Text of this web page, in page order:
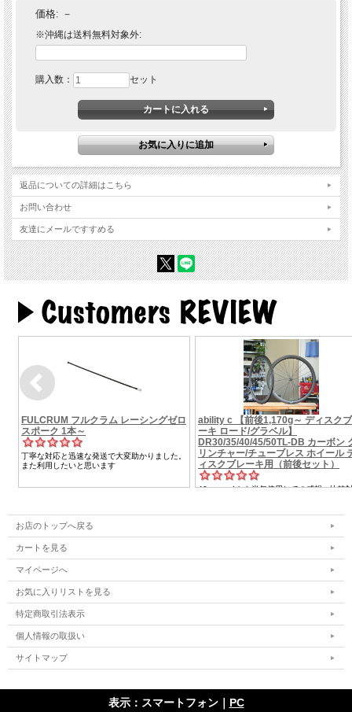
価格: －
※沖縄は送料無料対象外:
購入数： セット
返品についての詳細はこちら
お問い合わせ
友達にメールですすめる
お店のトップへ戻る
カートを見る
マイページへ
お気に入りリストを見る
特定商取引法表示
個人情報の取扱い
サイトマップ
表示：スマートフォン｜ PC